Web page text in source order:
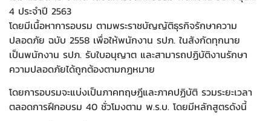
4 ประจำปี 2563
โดยมีเนื้อหาการอบรม ตามพระราชบัญญัติธุรกิจรักษาความ
ปลอดภัย ฉบับ 2558 เพื่อให้พนักงาน รปภ. ในสังกัดทุกนาย
เป็นพนักงาน รปภ. รับใบอนุญาต และสามารถปฏิบัติงานรักษา
ความปลอดภัยได้ถูกต้องตามกฏหมาย
โดยการอบรมจะแบ่งเป็นภาคทฤษฎีและภาคปฏิบัติ รวมระยะเวลา
ตลอดการฝึกอบรม 40 ชั่วโมงตาม พ.ร.บ. โดยมีหลักสูตรดังนี้